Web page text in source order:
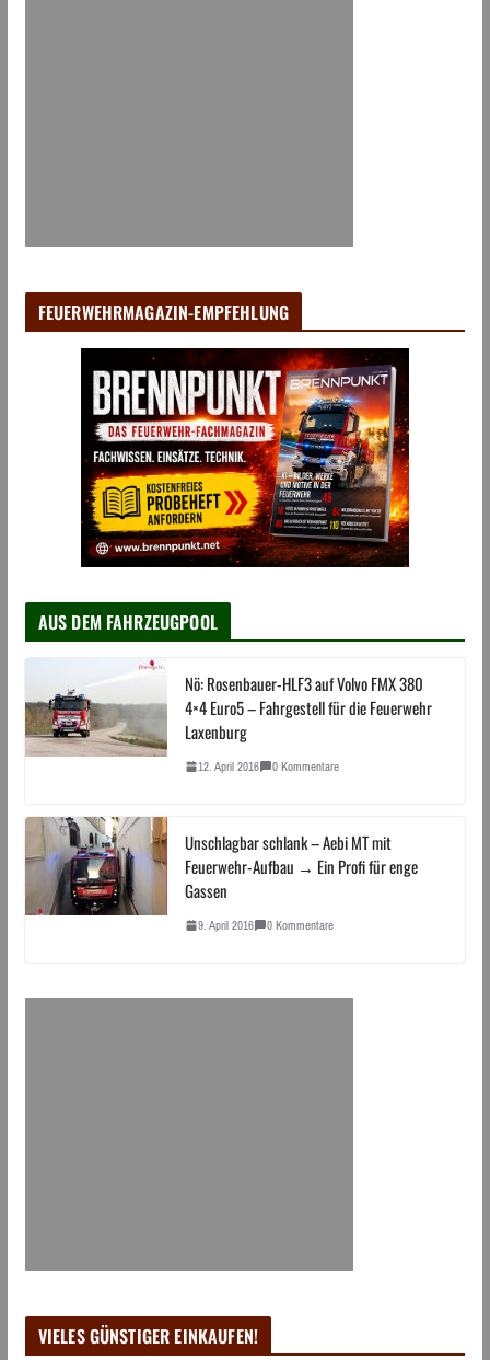
FEUERWEHRMAGAZIN-EMPFEHLUNG
AUS DEM FAHRZEUGPOOL
Nö: Rosenbauer-HLF3 auf Volvo FMX 380
4×4 Euro5 – Fahrgestell für die Feuerwehr
Laxenburg
12. April 2016 0 Kommentare
Unschlagbar schlank – Aebi MT mit
Feuerwehr-Aufbau → Ein Profi für enge
Gassen
9. April 2016 0 Kommentare
VIELES GÜNSTIGER EINKAUFEN!